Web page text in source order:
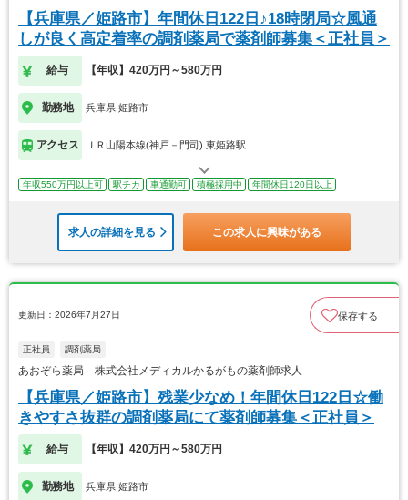
【兵庫県／姫路市】年間休日122日♪18時閉局☆風通
しが良く高定着率の調剤薬局で薬剤師募集＜正社員＞
給与 【年収】420万円～580万円
勤務地 兵庫県 姫路市
アクセス ＪＲ山陽本線(神戸－門司) 東姫路駅
年収550万円以上可 駅チカ 車通勤可 積極採用中 年間休日120日以上
求人の詳細を見る この求人に興味がある
更新日：2026年7月27日 保存する
正社員 調剤薬局
あおぞら薬局 株式会社メディカルかるがもの薬剤師求人
【兵庫県／姫路市】残業少なめ！年間休日122日☆働
きやすさ抜群の調剤薬局にて薬剤師募集＜正社員＞
給与 【年収】420万円～580万円
勤務地 兵庫県 姫路市